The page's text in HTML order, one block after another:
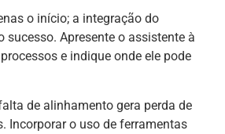
o início; a integração do
sucesso. Apresente o assistente à
e indique onde ele pode
de alinhamento gera perda de
Incorporar o uso de ferramentas